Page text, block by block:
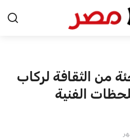
من الثقافة لركاب
الفنية